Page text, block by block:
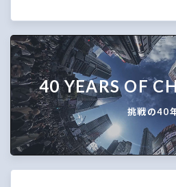
40 YEARS OF
挑戦の40